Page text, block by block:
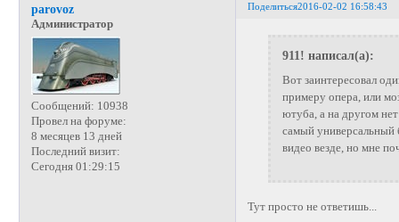
Поделиться2016-02-02 16:58:43
parovoz
Администратор
Сообщений: 10938
Провел на форуме:
8 месяцев 13 дней
Последний визит:
Сегодня 01:29:15
911! написал(а):
Вот заинтересовал
примеру опера, или
ютуба, а на другом
самый универсальный
видео везде, но мне
Тут просто не ответишь...